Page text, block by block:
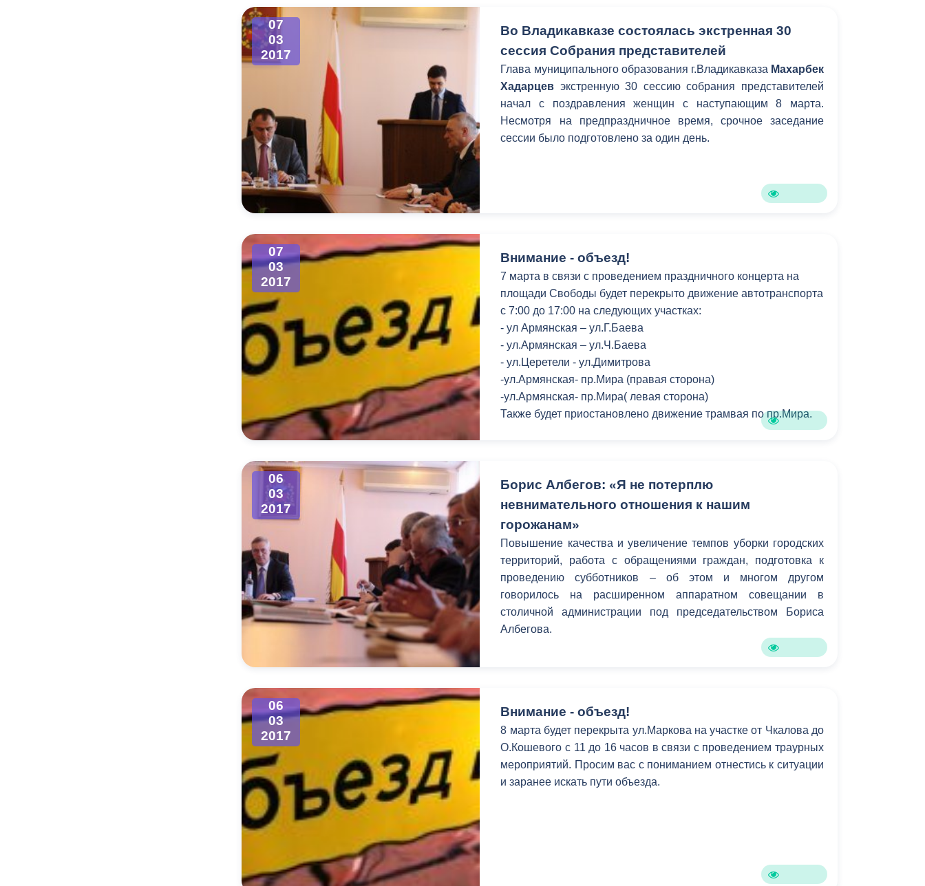
07
03
2017
Во Владикавказе состоялась экстренная 30
сессия Собрания представителей
Глава муниципального образования г.Владикавказа Махарбек
Хадарцев экстренную 30 сессию собрания представителей
начал с поздравления женщин с наступающим 8 марта.
Несмотря на предпраздничное время, срочное заседание
сессии было подготовлено за один день.
07
03
2017
Внимание - объезд!
7 марта в связи с проведением праздничного концерта на
площади Свободы будет перекрыто движение автотранспорта
с 7:00 до 17:00 на следующих участках:
- ул Армянская – ул.Г.Баева
- ул.Армянская – ул.Ч.Баева
- ул.Церетели - ул.Димитрова
-ул.Армянская- пр.Мира (правая сторона)
-ул.Армянская- пр.Мира( левая сторона)
Также будет приостановлено движение трамвая по пр.Мира.
06
03
2017
Борис Албегов: «Я не потерплю
невнимательного отношения к нашим
горожанам»
Повышение качества и увеличение темпов уборки городских
территорий, работа с обращениями граждан, подготовка к
проведению субботников – об этом и многом другом
говорилось на расширенном аппаратном совещании в
столичной администрации под председательством Бориса
Албегова.
06
03
2017
Внимание - объезд!
8 марта будет перекрыта ул.Маркова на участке от Чкалова до
О.Кошевого с 11 до 16 часов в связи с проведением траурных
мероприятий. Просим вас с пониманием отнестись к ситуации
и заранее искать пути объезда.